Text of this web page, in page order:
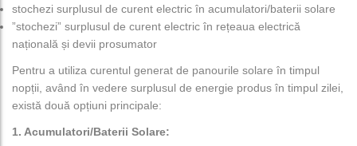
stochezi surplusul de curent electric în acumulatori/baterii solare
”stochezi” surplusul de curent electric în rețeaua electrică
națională și devii prosumator
Pentru a utiliza curentul generat de panourile solare în timpul
nopții, având în vedere surplusul de energie produs în timpul zilei,
există două opțiuni principale:
1. Acumulatori/Baterii Solare: